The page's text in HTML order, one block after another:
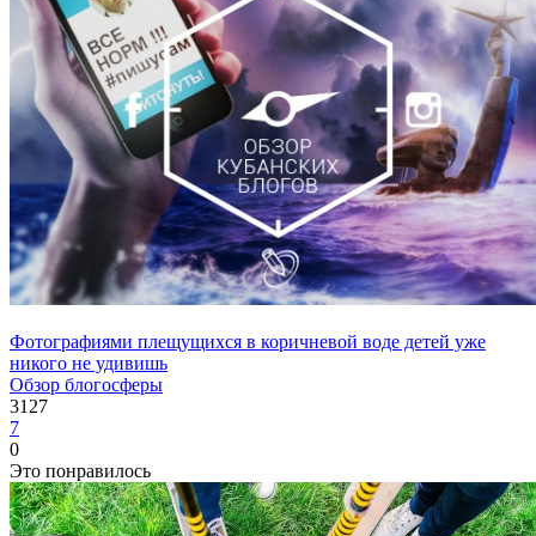
Фотографиями плещущихся в коричневой воде детей уже
никого не удивишь
Обзор блогосферы
3127
7
0
Это понравилось